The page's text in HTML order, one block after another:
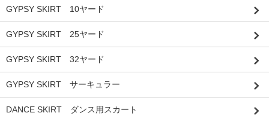
GYPSY SKIRT 10ヤード
GYPSY SKIRT 25ヤード
GYPSY SKIRT 32ヤード
GYPSY SKIRT サーキュラー
DANCE SKIRT ダンス用スカート